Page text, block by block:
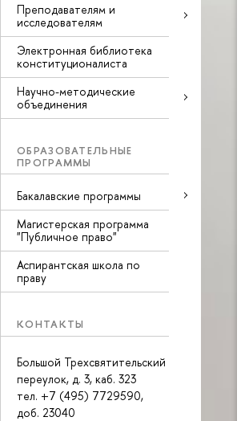
Преподавателям и
исследователям
Электронная библиотека
конституционалиста
Научно-методические
объединения
ОБРАЗОВАТЕЛЬНЫЕ
ПРОГРАММЫ
Бакалавские программы
Магистерская программа
"Публичное право"
Аспирантская школа по
праву
КОНТАКТЫ
Большой Трехсвятительский
переулок, д. 3, каб. 323
тел. +7 (495) 7729590,
доб. 23040